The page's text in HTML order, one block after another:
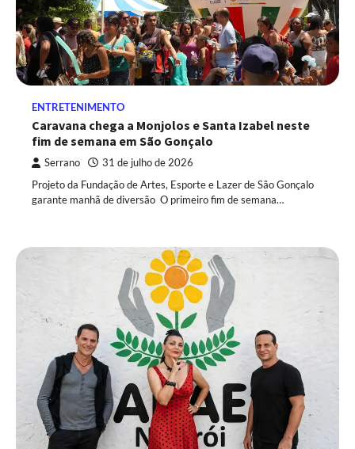
ENTRETENIMENTO
Caravana chega a Monjolos e Santa Izabel neste
fim de semana em São Gonçalo
Serrano 31 de julho de 2026
Projeto da Fundação de Artes, Esporte e Lazer de São Gonçalo
garante manhã de diversão O primeiro fim de semana…